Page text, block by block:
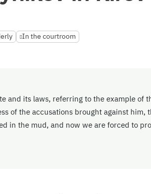
In the courtroom
and its laws, referring to the example of
of the accusations brought against him,
in the mud, and now we are forced to